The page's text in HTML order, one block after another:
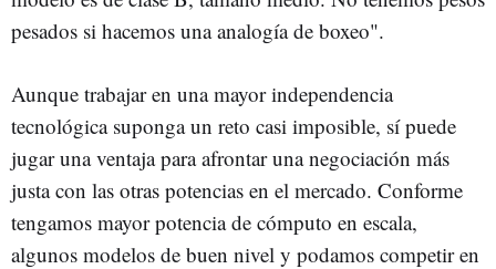
pesados si hacemos una analogía de boxeo".
Aunque trabajar en una mayor independencia
tecnológica suponga un reto casi imposible, sí puede
jugar una ventaja para afrontar una negociación más
justa con las otras potencias en el mercado. Conforme
tengamos mayor potencia de cómputo en escala,
algunos modelos de buen nivel y podamos competir en